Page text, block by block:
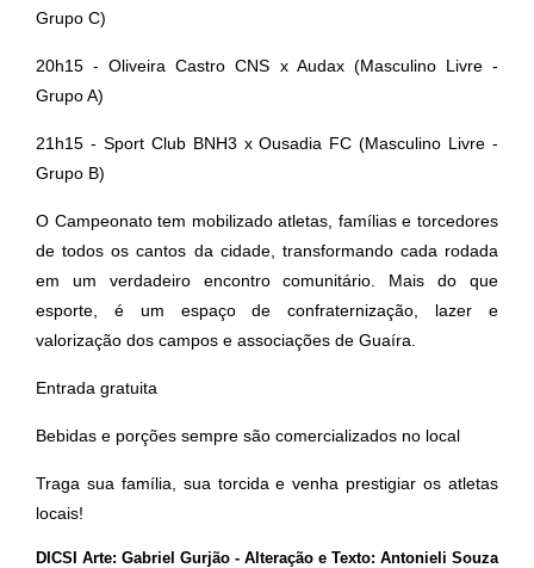
Grupo C)
20h15 - Oliveira Castro CNS x Audax (Masculino Livre -
Grupo A)
21h15 - Sport Club BNH3 x Ousadia FC (Masculino Livre -
Grupo B)
O Campeonato tem mobilizado atletas, famílias e torcedores
de todos os cantos da cidade, transformando cada rodada
em um verdadeiro encontro comunitário. Mais do que
esporte, é um espaço de confraternização, lazer e
valorização dos campos e associações de Guaíra.
Entrada gratuita
Bebidas e porções sempre são comercializados no local
Traga sua família, sua torcida e venha prestigiar os atletas
locais!
DICSI Arte: Gabriel Gurjão - Alteração e Texto: Antonieli Souza